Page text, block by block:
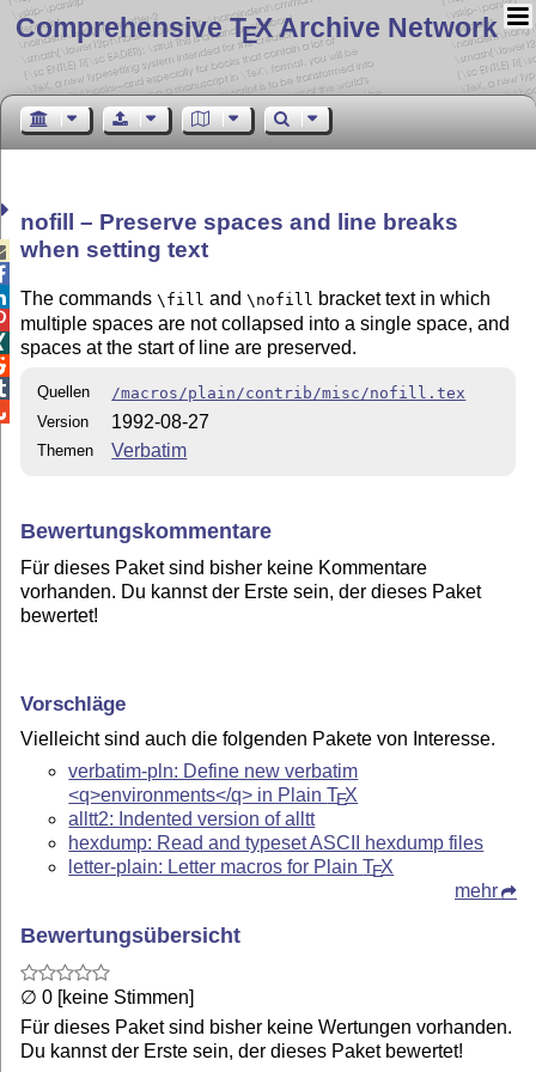
Comprehensive TEX Archive Network
nofill – Preserve spaces and line breaks
when setting text
The commands\fill and\nofill bracket text in which
multiple spaces are not collapsed into a single space, and
spaces at the start of line are preserved.
Quellen
/macros/plain/contrib/misc/nofill.tex
Version
1992-08-27
Themen Verbatim
Bewertungskommentare
Für dieses Paket sind bisher keine Kommentare
vorhanden. Du kannst der Erste sein, der dieses Paket
bewertet!
Vorschläge
Vielleicht sind auch die folgenden Pakete von Interesse.
verbatim-pln: Define new verbatim
<q>environments</q> in PlainTEX
alltt2: Indented version of alltt
hexdump: Read and typeset ASCII hexdump files
letter-plain: Letter macros for PlainTEX
mehr
Bewertungsübersicht
∅ 0 [keine Stimmen]
Für dieses Paket sind bisher keine Wertungen vorhanden.
Du kannst der Erste sein, der dieses Paket bewertet!